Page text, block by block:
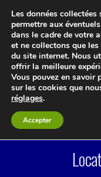
Le
Les données
permettre aux
dans le cadre de votre
et ne collectons que
du site internet. Nous
offrir la meilleure
Vous pouvez en
sur les cookies que
réglages.
Accepter